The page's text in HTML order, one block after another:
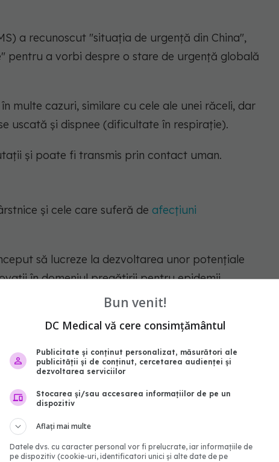
a recunoscut "situaţia de urgenţă din China",
pentru a vorbi despre o stare de urgenţă globală
multe cazuri, similare cu cele ale unei răceli, dar
uscată şi dispnee (dificultate în respiraţie).
şi poate fi transmis prin contact uman.
şi cele care suferă de afecţiuni
să lucreze la dezvoltarea unor potenţiale
în domeniul pregătirii pentru epidemii.
peste circa trei luni.
de locuitori, au fost impuse măsuri stricte,
şi cursele aeriene cu plecare din acest oraş.
să evite zonele aglomerate, iar
zece oraşe din provincia centrală Hubei,
accesul turistic în Oraşul Interzis şi în unele
Bun venit!
DC Medical vă cere consimțământul
Publicitate și conținut personalizat, măsurători ale
publicității și de conținut, cercetarea audienței și
dezvoltarea serviciilor
Stocarea și/sau accesarea informațiilor de pe un
dispozitiv
Aflați mai multe
Datele dvs. cu caracter personal vor fi prelucrate, iar informațiile de
pe dispozitiv (cookie-uri, identificatori unici și alte date de pe